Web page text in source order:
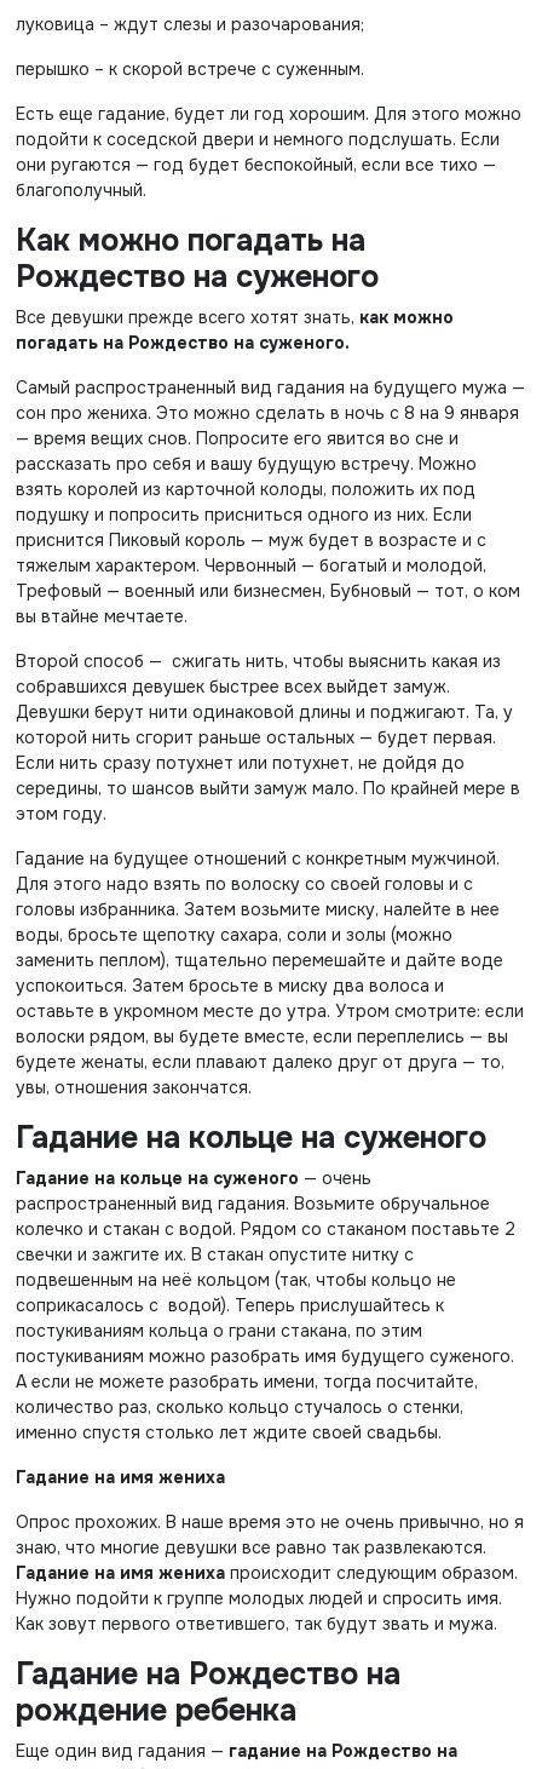
луковица – ждут слезы и разочарования;
перышко – к скорой встрече с суженным.
Есть еще гадание, будет ли год хорошим. Для этого можно
подойти к соседской двери и немного подслушать. Если
они ругаются — год будет беспокойный, если все тихо —
благополучный.
Как можно погадать на
Рождество на суженого
Все девушки прежде всего хотят знать, как можно
погадать на Рождество на суженого.
Самый распространенный вид гадания на будущего мужа —
сон про жениха. Это можно сделать в ночь с 8 на 9 января
— время вещих снов. Попросите его явится во сне и
рассказать про себя и вашу будущую встречу. Можно
взять королей из карточной колоды, положить их под
подушку и попросить присниться одного из них. Если
приснится Пиковый король — муж будет в возрасте и с
тяжелым характером. Червонный — богатый и молодой,
Трефовый — военный или бизнесмен, Бубновый — тот, о ком
вы втайне мечтаете.
Второй способ — сжигать нить, чтобы выяснить какая из
собравшихся девушек быстрее всех выйдет замуж.
Девушки берут нити одинаковой длины и поджигают. Та, у
которой нить сгорит раньше остальных — будет первая.
Если нить сразу потухнет или потухнет, не дойдя до
середины, то шансов выйти замуж мало. По крайней мере в
этом году.
Гадание на будущее отношений с конкретным мужчиной.
Для этого надо взять по волоску со своей головы и с
головы избранника. Затем возьмите миску, налейте в нее
воды, бросьте щепотку сахара, соли и золы (можно
заменить пеплом), тщательно перемешайте и дайте воде
успокоиться. Затем бросьте в миску два волоса и
оставьте в укромном месте до утра. Утром смотрите: если
волоски рядом, вы будете вместе, если переплелись — вы
будете женаты, если плавают далеко друг от друга — то,
увы, отношения закончатся.
Гадание на кольце на суженого
Гадание на кольце на суженого — очень
распространенный вид гадания. Возьмите обручальное
колечко и стакан с водой. Рядом со стаканом поставьте 2
свечки и зажгите их. В стакан опустите нитку с
подвешенным на неё кольцом (так, чтобы кольцо не
соприкасалось с водой). Теперь прислушайтесь к
постукиваниям кольца о грани стакана, по этим
постукиваниям можно разобрать имя будущего суженого.
А если не можете разобрать имени, тогда посчитайте,
количество раз, сколько кольцо стучалось о стенки,
именно спустя столько лет ждите своей свадьбы.
Гадание на имя жениха
Опрос прохожих. В наше время это не очень привычно, но я
знаю, что многие девушки все равно так развлекаются.
Гадание на имя жениха происходит следующим образом.
Нужно подойти к группе молодых людей и спросить имя.
Как зовут первого ответившего, так будут звать и мужа.
Гадание на Рождество на
рождение ребенка
Еще один вид гадания — гадание на Рождество на